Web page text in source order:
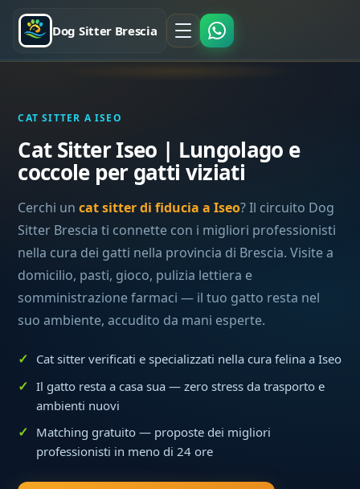
Dog Sitter Brescia
CAT SITTER A ISEO
Cat Sitter Iseo | Lungolago e
coccole per gatti viziati
Cerchi uncat sitter di fiducia a Iseo? Il circuito Dog
Sitter Brescia ti connette con i migliori professionisti
nella cura dei gatti nella provincia di Brescia. Visite a
domicilio, pasti, gioco, pulizia lettiera e
somministrazione farmaci — il tuo gatto resta nel
suo ambiente, accudito da mani esperte.
Cat sitter verificati e specializzati nella cura felina a Iseo
Il gatto resta a casa sua — zero stress da trasporto e
ambienti nuovi
Matching gratuito — proposte dei migliori
professionisti in meno di 24 ore